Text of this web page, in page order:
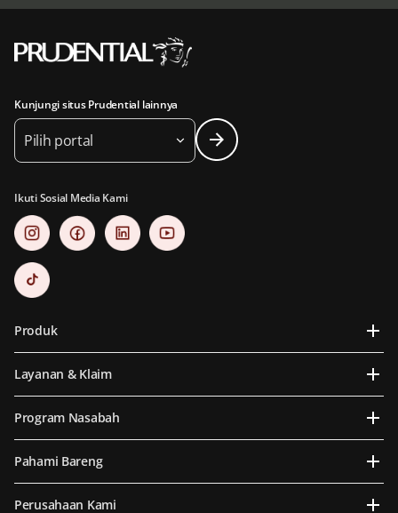
Kunjungi situs Prudential lainnya
Pilih portal
Ikuti Sosial Media Kami
Produk
Layanan & Klaim
Program Nasabah
Pahami Bareng
Perusahaan Kami